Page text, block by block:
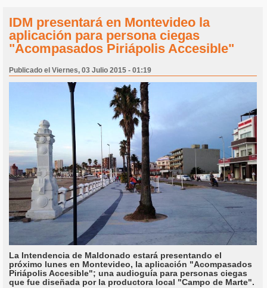
IDM presentará en Montevideo la
aplicación para persona ciegas
"Acompasados Piriápolis Accesible"
Publicado el Viernes, 03 Julio 2015 - 01:19
La Intendencia de Maldonado estará presentando el
próximo lunes en Montevideo, la aplicación "Acompasados
Piriápolis Accesible"; una audioguía para personas ciegas
que fue diseñada por la productora local "Campo de Marte".